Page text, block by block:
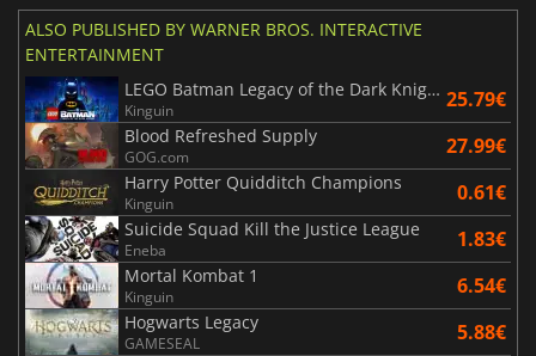
ALSO PUBLISHED BY WARNER BROS. INTERACTIVE
ENTERTAINMENT
LEGO Batman Legacy of the Dark Knight
Kinguin 25.79€
Blood Refreshed Supply
GOG.com 27.99€
Harry Potter Quidditch Champions
Kinguin 0.61€
Suicide Squad Kill the Justice League
Eneba 1.83€
Mortal Kombat 1
Kinguin 6.54€
Hogwarts Legacy
GAMESEAL 5.88€